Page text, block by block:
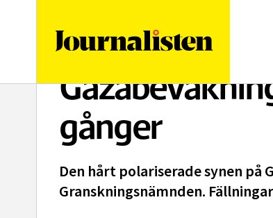
gånger
Den hårt polariserade synen
Granskningsnämnden.